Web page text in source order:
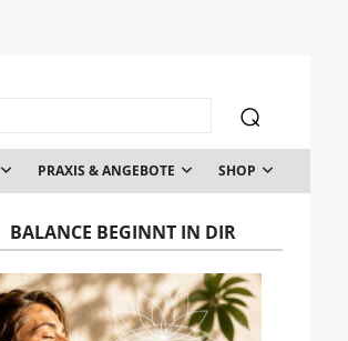
PRAXIS & ANGEBOTE SHOP
BALANCE BEGINNT IN DIR